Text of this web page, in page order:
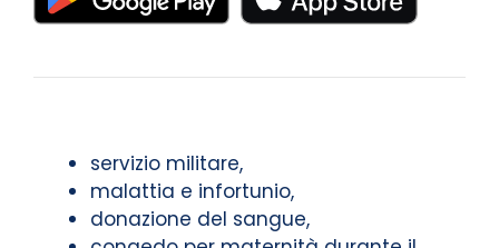
servizio militare,
malattia e infortunio,
donazione del sangue,